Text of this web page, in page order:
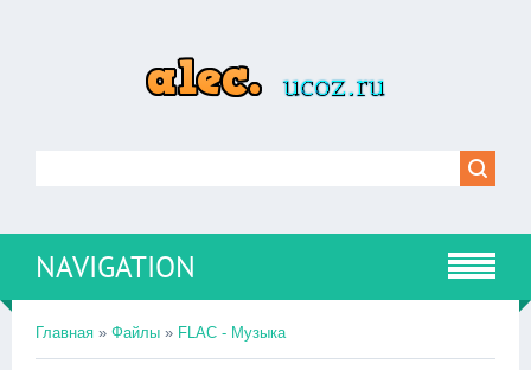
NAVIGATION
Главная » Файлы » FLAC - Музыка